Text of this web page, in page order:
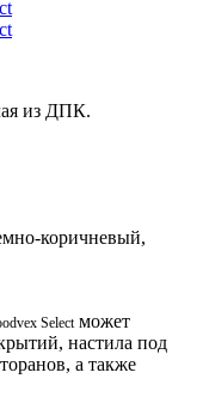
из ДПК.
коричневый,
Select может
настила под
а также